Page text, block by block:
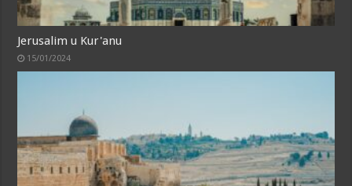
Jerusalim u Kur'anu
15/01/2024